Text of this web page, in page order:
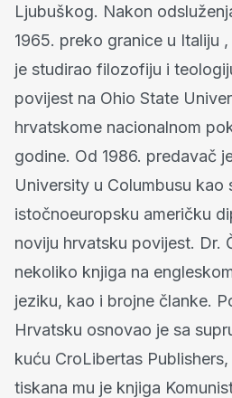
Ljubuškog. Nakon
1965. preko granice u Italiju
je studirao filozofiju i
povijest na Ohio State
hrvatskome nacionalnom
godine. Od 1986. predavač
University u Columbusu
istočnoeuropsku američku
noviju hrvatsku povijest. Dr.
nekoliko knjiga na
jeziku, kao i brojne članke.
Hrvatsku osnovao je sa
kuću CroLibertas
tiskana mu je knjiga